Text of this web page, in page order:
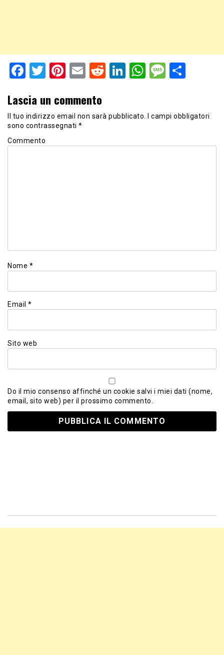
Facebook
Twitter
Pinterest
EmailRedditLinkedIn
WhatsApp
Lascia un commento
Il tuo indirizzo email non sarà pubblicato.
I campi obbligatori
sono contrassegnati *
Commento
Nome *
Email *
Sito web
Do il mio consenso affinché un cookie salvi i miei dati (nome,
email, sito web) per il prossimo commento.